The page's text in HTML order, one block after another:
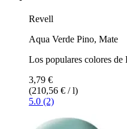
Revell
Aqua Verde Pino, Mate
Los populares colores de
3,79 €
(210,56 € / l)
5.0 (2)